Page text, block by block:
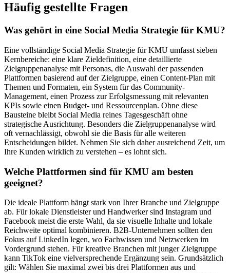
Häufig gestellte Fragen
Was gehört in eine Social Media Strategie für KMU?
Eine vollständige Social Media Strategie für KMU umfasst sieben
Kernbereiche: eine klare Zieldefinition, eine detaillierte
Zielgruppenanalyse mit Personas, die Auswahl der passenden
Plattformen basierend auf der Zielgruppe, einen Content-Plan mit
Themen und Formaten, ein System für das Community-
Management, einen Prozess zur Erfolgsmessung mit relevanten
KPIs sowie einen Budget- und Ressourcenplan. Ohne diese
Bausteine bleibt Social Media reines Tagesgeschäft ohne
strategische Ausrichtung. Besonders die Zielgruppenanalyse wird
oft vernachlässigt, obwohl sie die Basis für alle weiteren
Entscheidungen bildet. Nehmen Sie sich daher ausreichend Zeit, um
Ihre Kunden wirklich zu verstehen – es lohnt sich.
Welche Plattformen sind für KMU am besten
geeignet?
Die ideale Plattform hängt stark von Ihrer Branche und Zielgruppe
ab. Für lokale Dienstleister und Handwerker sind Instagram und
Facebook meist die erste Wahl, da sie visuelle Inhalte und lokale
Reichweite optimal kombinieren. B2B-Unternehmen sollten den
Fokus auf LinkedIn legen, wo Fachwissen und Netzwerken im
Vordergrund stehen. Für kreative Branchen mit junger Zielgruppe
kann TikTok eine vielversprechende Ergänzung sein. Grundsätzlich
gilt: Wählen Sie maximal zwei bis drei Plattformen aus und